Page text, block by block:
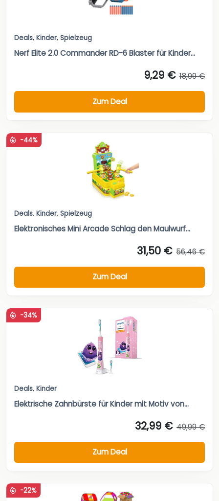
Deals, Kinder, Spielzeug
Nerf Elite 2.0 Commander RD-6 Blaster für Kinder...
9,29 € 18,99 €
Zum Deal
-44%
Deals, Kinder, Spielzeug
Elektronisches Mini Arcade Schlag den Maulwurf...
31,50 € 56,46 €
Zum Deal
-34%
Deals, Kinder
Elektrische Zahnbürste für Kinder mit Motiv von...
32,99 € 49,99 €
Zum Deal
-22%